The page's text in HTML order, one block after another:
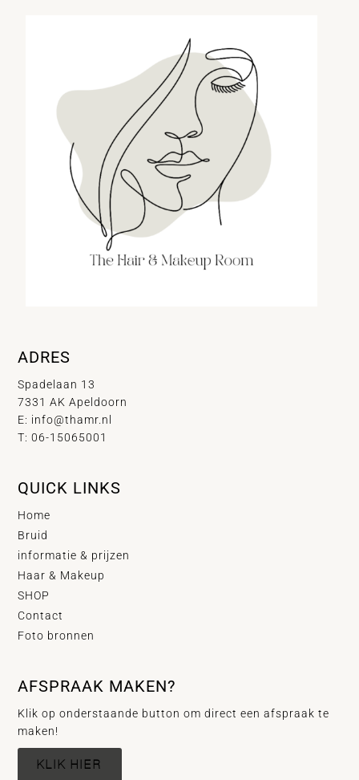
ADRES
Spadelaan 13
7331 AK Apeldoorn
E: info@thamr.nl
T: 06-15065001
QUICK LINKS
Home
Bruid
informatie & prijzen
Haar & Makeup
SHOP
Contact
Foto bronnen
AFSPRAAK MAKEN?
Klik op onderstaande button om direct een afspraak te
maken!
KLIK HIER